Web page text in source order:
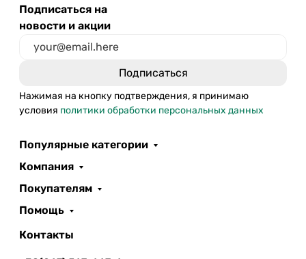
Подписаться на
новости и акции
Нажимая на кнопку подтверждения, я принимаю
условия политики обработки персональных данных
Популярные категории
Компания
Покупателям
Помощь
Контакты